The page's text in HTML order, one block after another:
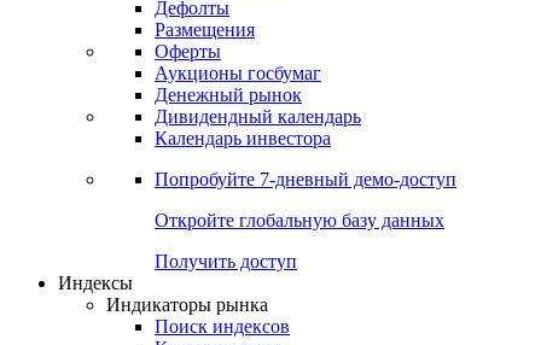
Получить доступ
Календарь
Календарь событий
Дефолты
Размещения
Оферты
Денежный рынок
Календарь инвестора
Попробуйте7-дневный
Откройте глобальную базу данных